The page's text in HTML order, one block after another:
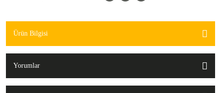
Ürün Bilgisi
Yorumlar